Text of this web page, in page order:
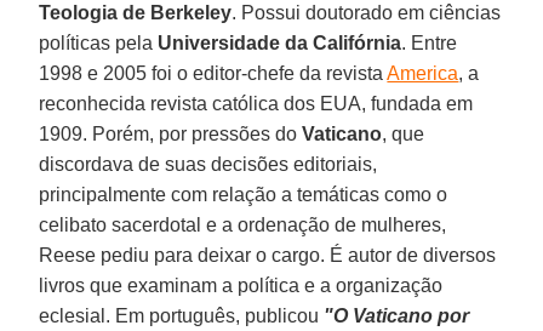
Teologia de Berkeley. Possui doutorado em ciências
políticas pela Universidade da Califórnia. Entre
1998 e 2005 foi o editor-chefe da revistaAmerica, a
reconhecida revista católica dos EUA, fundada em
1909. Porém, por pressões doVaticano, que
discordava de suas decisões editoriais,
principalmente com relação a temáticas como o
celibato sacerdotal e a ordenação de mulheres,
Reese pediu para deixar o cargo. É autor de diversos
livros que examinam a política e a organização
eclesial. Em português, publicou "O Vaticano por